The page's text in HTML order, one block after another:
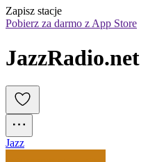
Zapisz stacje
Pobierz za darmo z App Store
JazzRadio.net
Jazz